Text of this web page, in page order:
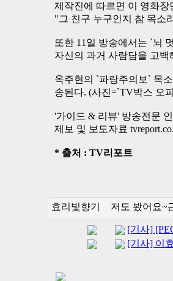
제작진에 따르면 이 영화
"그 친구 누구인지 참 목소
또한 11일 방송에서는 `뇌
자신의 과거 사람담을 고백
옥주현의 `파랑주의보` 목
송된다. (사진=`TV박스 오
'가이드 & 리뷰' 방송전문
제보 및 보도자료
* 출처 : TV리포트
효리빛향기 저도 봤어요~
[기사]
[기사] 이